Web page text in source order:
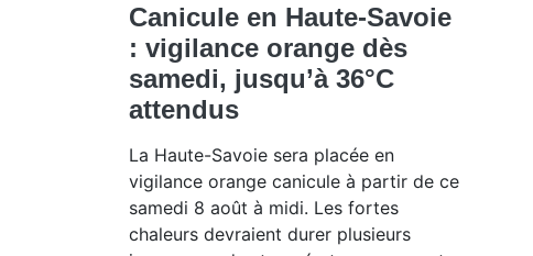
Canicule en Haute-Savoie
: vigilance orange dès
samedi, jusqu’à 36°C
attendus
La Haute-Savoie sera placée en
vigilance orange canicule à partir de ce
samedi 8 août à midi. Les fortes
chaleurs devraient durer plusieurs